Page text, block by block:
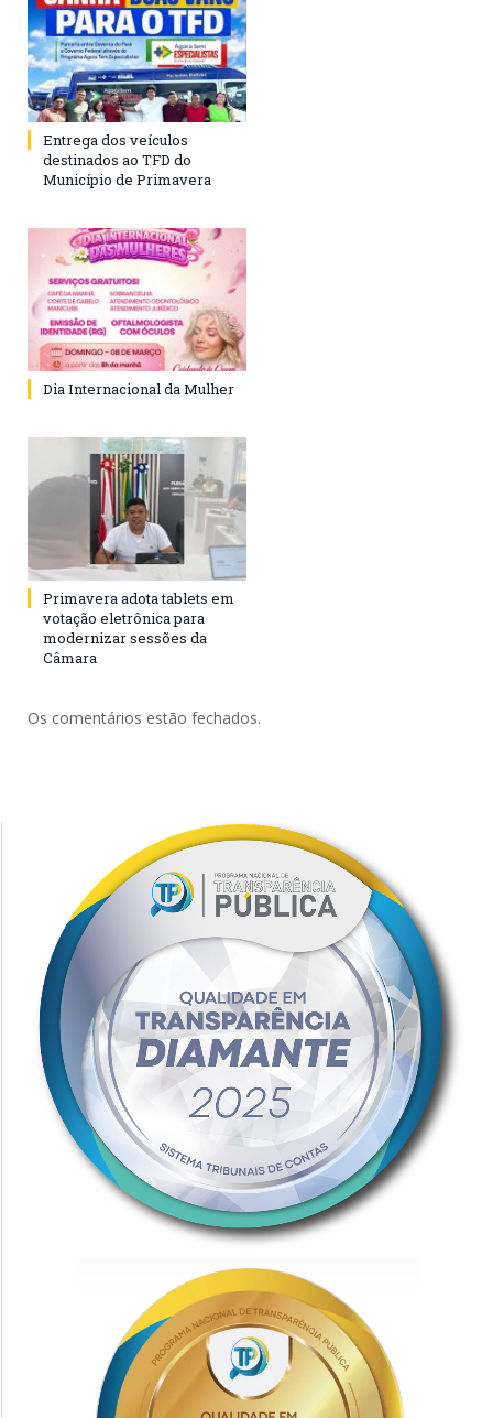
Entrega dos veículos
destinados ao TFD do
Município de Primavera
Dia Internacional da Mulher
Primavera adota tablets em
votação eletrônica para
modernizar sessões da
Câmara
Os comentários estão fechados.